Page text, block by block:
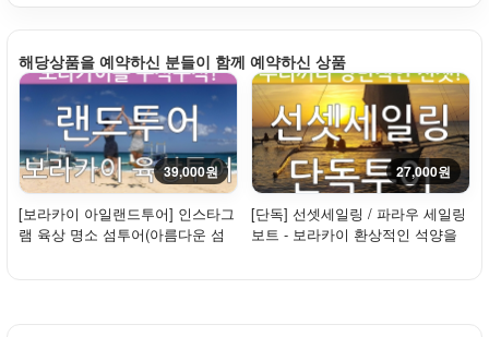
해당상품을 예약하신 분들이 함께 예약하신 상품
39,000원
[보라카이 아일랜드투어] 인스타그
램 육상 명소 섬투어(아름다운 섬
27,000원
[단독] 선셋세일링 / 파라우 세일링
보트 - 보라카이 환상적인 석양을